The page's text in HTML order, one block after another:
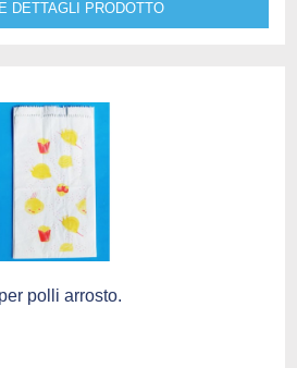
DETTAGLI PRODOTTO
polli arrosto.